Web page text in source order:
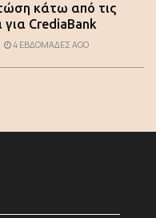
κάτω από τις
για CrediaBank
4 ΕΒΔΟΜΆΔΕΣ AGO